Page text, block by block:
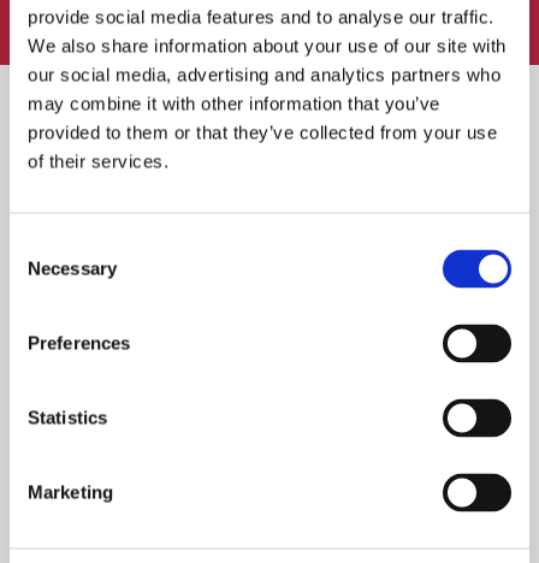
provide social media features and to analyse our traffic.
We also share information about your use of our site with
our social media, advertising and analytics partners who
may combine it with other information that you’ve
provided to them or that they’ve collected from your use
of their services.
Selection
Necessary
Preferences
Statistics
Marketing
FOLLOW:
Søk
etter:
Oslo-guide: 5 familievennlige restauranter